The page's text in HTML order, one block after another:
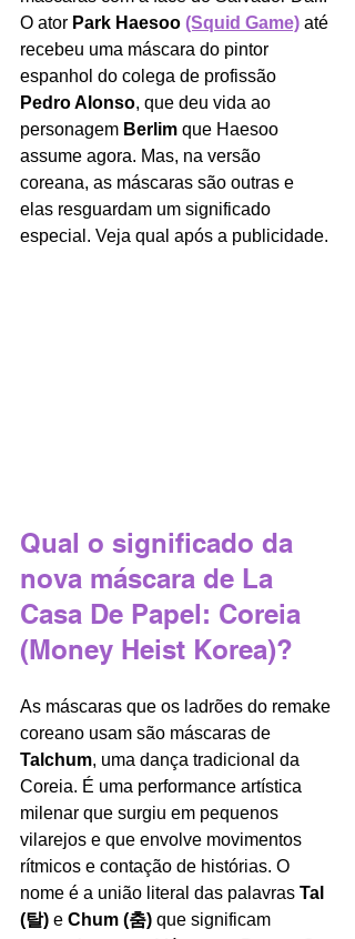
O ator Park Haesoo (Squid Game) até
recebeu uma máscara do pintor
espanhol do colega de profissão
Pedro Alonso, que deu vida ao
personagem Berlim que Haesoo
assume agora. Mas, na versão
coreana, as máscaras são outras e
elas resguardam um significado
especial. Veja qual após a publicidade.
Qual o significado da
nova máscara de La
Casa De Papel: Coreia
(Money Heist Korea)?
As máscaras que os ladrões do remake
coreano usam são máscaras de
Talchum, uma dança tradicional da
Coreia. É uma performance artística
milenar que surgiu em pequenos
vilarejos e que envolve movimentos
rítmicos e contação de histórias. O
nome é a união literal das palavras Tal
(탈) e Chum (춤) que significam